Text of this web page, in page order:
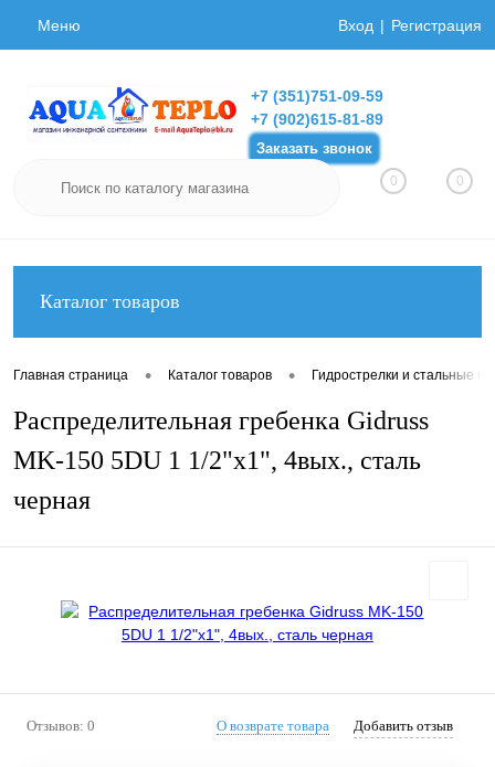
Меню Вход Регистрация
+7 (351)751-09-59
+7 (902)615-81-89
Заказать звонок
0 0
Каталог товаров
Главная страница • Каталог товаров • Гидрострелки и стальные
Распределительная гребенка Gidruss
MK-150 5DU 1 1/2"х1", 4вых., сталь
черная
Отзывов: 0 О возврате товара Добавить отзыв